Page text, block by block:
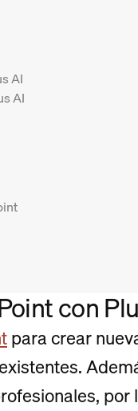
AI
AI
con
para crear
por